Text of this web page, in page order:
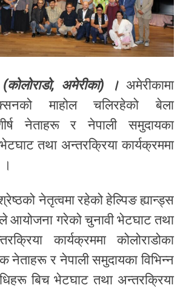
अमेरीका) । अमेरीकामा
माहोल चलिरहेको बेला
नेताहरू र नेपाली समुदायका
तथा अन्तरक्रिया कार्यक्रममा
नेतृत्वमा रहेको हेल्पिङ ह्यान्ड्स
गरेको चुनावी भेटघाट तथा
कार्यक्रममा कोलोराडोका
नेताहरू र नेपाली समुदायका विभिन्न
बिच भेटघाट तथा अन्तरक्रिया